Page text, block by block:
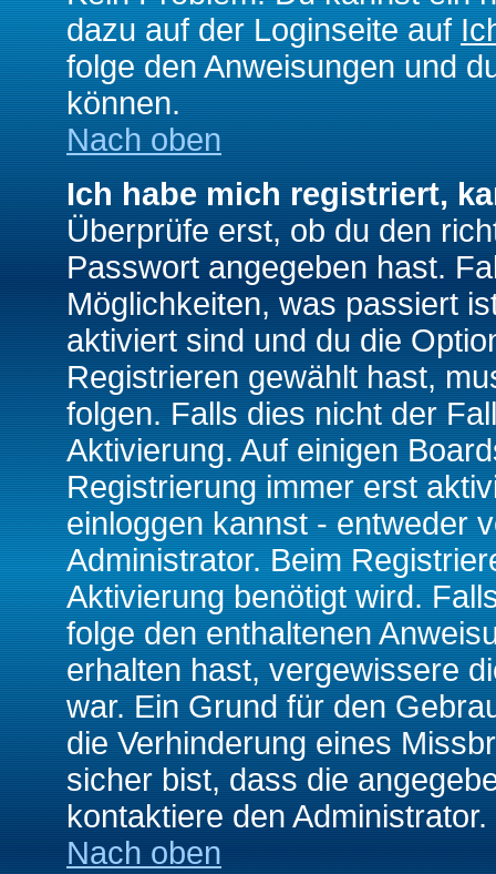
dazu auf der Loginseite auf
folge den Anweisungen und
können.
Nach oben
Ich habe mich registriert,
Überprüfe erst, ob du den
Passwort angegeben hast.
Möglichkeiten, was passiert
aktiviert sind und du die
Registrieren gewählt hast,
folgen. Falls dies nicht der
Aktivierung. Auf einigen
Registrierung immer erst
einloggen kannst - entweder
Administrator. Beim
Aktivierung benötigt wird.
folge den enthaltenen
erhalten hast, vergewissere
war. Ein Grund für den
die Verhinderung eines
sicher bist, dass die
kontaktiere den Administrator.
Nach oben